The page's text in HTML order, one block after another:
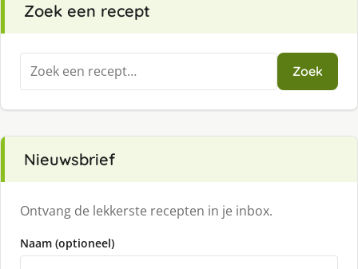
Zoek een recept
Zoeken
naar:
Zoek
Nieuwsbrief
Ontvang de lekkerste recepten in je inbox.
Naam (optioneel)